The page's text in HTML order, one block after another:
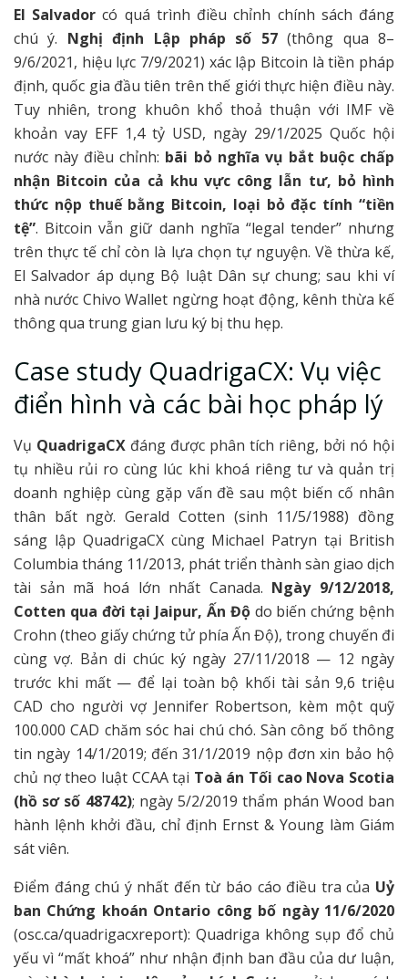
El Salvador có quá trình điều chỉnh chính sách đáng
chú ý. Nghị định Lập pháp số 57(thông qua 8–
9/6/2021, hiệu lực 7/9/2021) xác lập Bitcoin là tiền pháp
định, quốc gia đầu tiên trên thế giới thực hiện điều này.
Tuy nhiên, trong khuôn khổ thoả thuận với IMF về
khoản vay EFF 1,4 tỷ USD, ngày 29/1/2025 Quốc hội
nước này điều chỉnh: bãi bỏ nghĩa vụ bắt buộc chấp
nhận Bitcoin của cả khu vực công lẫn tư, bỏ hình
thức nộp thuế bằng Bitcoin, loại bỏ đặc tính “tiền
tệ”. Bitcoin vẫn giữ danh nghĩa “legal tender” nhưng
trên thực tế chỉ còn là lựa chọn tự nguyện. Về thừa kế,
El Salvador áp dụng Bộ luật Dân sự chung; sau khi ví
nhà nước Chivo Wallet ngừng hoạt động, kênh thừa kế
thông qua trung gian lưu ký bị thu hẹp.
Case study QuadrigaCX: Vụ việc
điển hình và các bài học pháp lý
Vụ QuadrigaCX đáng được phân tích riêng, bởi nó hội
tụ nhiều rủi ro cùng lúc khi khoá riêng tư và quản trị
doanh nghiệp cùng gặp vấn đề sau một biến cố nhân
thân bất ngờ. Gerald Cotten (sinh 11/5/1988) đồng
sáng lập QuadrigaCX cùng Michael Patryn tại British
Columbia tháng 11/2013, phát triển thành sàn giao dịch
tài sản mã hoá lớn nhất Canada. Ngày 9/12/2018,
Cotten qua đời tại Jaipur, Ấn Độdo biến chứng bệnh
Crohn (theo giấy chứng tử phía Ấn Độ), trong chuyến đi
cùng vợ. Bản di chúc ký ngày 27/11/2018 — 12 ngày
trước khi mất — để lại toàn bộ khối tài sản 9,6 triệu
CAD cho người vợ Jennifer Robertson, kèm một quỹ
100.000 CAD chăm sóc hai chú chó. Sàn công bố thông
tin ngày 14/1/2019; đến 31/1/2019 nộp đơn xin bảo hộ
chủ nợ theo luật CCAA tại Toà án Tối cao Nova Scotia
(hồ sơ số 48742); ngày 5/2/2019 thẩm phán Wood ban
hành lệnh khởi đầu, chỉ định Ernst & Young làm Giám
sát viên.
Điểm đáng chú ý nhất đến từ báo cáo điều tra của Uỷ
ban Chứng khoán Ontario công bố ngày 11/6/2020
(osc.ca/quadrigacxreport): Quadriga không sụp đổ chủ
yếu vì “mất khoá” như nhận định ban đầu của dư luận,